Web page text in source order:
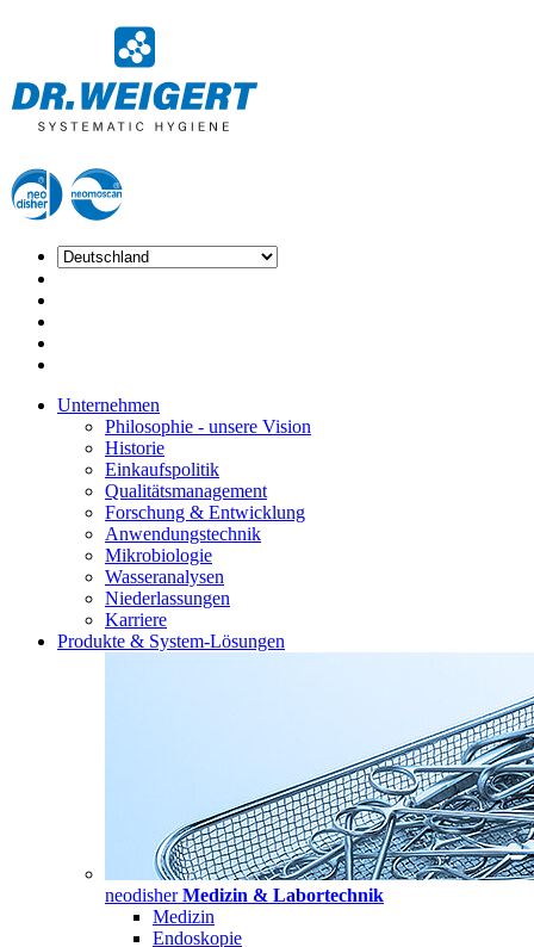
Unternehmen
Philosophie - unsere Vision
Historie
Einkaufspolitik
Qualitätsmanagement
Forschung & Entwicklung
Anwendungstechnik
Mikrobiologie
Wasseranalysen
Niederlassungen
Karriere
Produkte & System-Lösungen
neodisherMedizin & Labortechnik
Medizin
Endoskopie